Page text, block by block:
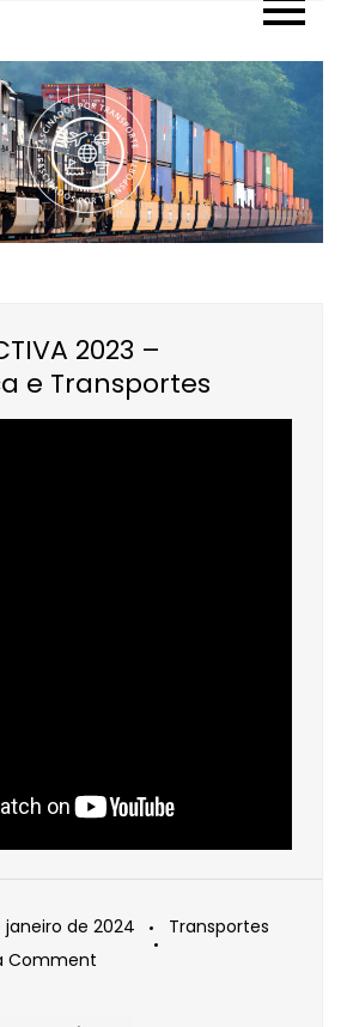
2023 –
e Transportes
janeiro de 2024
Transportes
Comment